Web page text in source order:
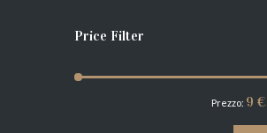
Price Filter
Prezzo: 9 €